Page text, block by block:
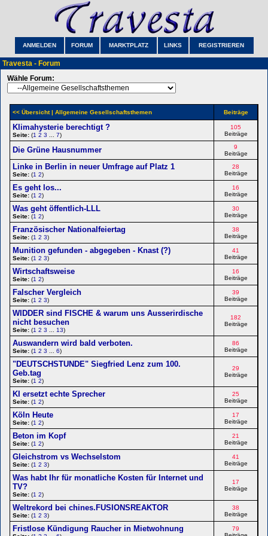
ANMELDEN FORUM MARKTPLATZ LINKS REGISTRIEREN
Travesta - Forum
Wähle Forum:
<< Übersicht| Allgemeine Gesellschaftsthemen Beiträge
Klimahysterie berechtigt ?
Seite: (1 2 3 7)
105
Beiträge
Die Grüne Hausnummer
9
Beiträge
Linke in Berlin in neuer Umfrage auf Platz 1
Seite: (1 2)
28
Beiträge
Es geht los...
Seite: (1 2)
16
Beiträge
Was geht öffentlich-LLL
Seite: (1 2)
30
Beiträge
Französischer Nationalfeiertag
Seite: (1 2 3)
38
Beiträge
Munition gefunden - abgegeben - Knast (?)
Seite: (1 2 3)
41
Beiträge
Wirtschaftsweise
Seite: (1 2)
16
Beiträge
Falscher Vergleich
Seite: (1 2 3)
39
Beiträge
WIDDER sind FISCHE & warum uns Ausserirdische
nicht besuchen
Seite: (1 2 3 13)
182
Beiträge
Auswandern wird bald verboten.
Seite: (1 2 3 6)
86
Beiträge
"DEUTSCHSTUNDE" Siegfried Lenz zum 100.
Geb.tag
Seite: (1 2)
29
Beiträge
KI ersetzt echte Sprecher
Seite: (1 2)
25
Beiträge
Köln Heute
Seite: (1 2)
17
Beiträge
Beton im Kopf
Seite: (1 2)
21
Beiträge
Gleichstrom vs Wechselstom
Seite: (1 2 3)
41
Beiträge
Was habt Ihr für monatliche Kosten für Internet und
TV?
Seite: (1 2)
17
Beiträge
Weltrekord bei chines.FUSIONSREAKTOR
Seite: (1 2 3)
38
Beiträge
Fristlose Kündigung Raucher in Mietwohnung
79